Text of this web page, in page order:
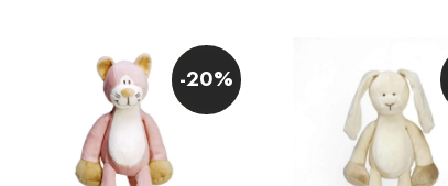
-20%